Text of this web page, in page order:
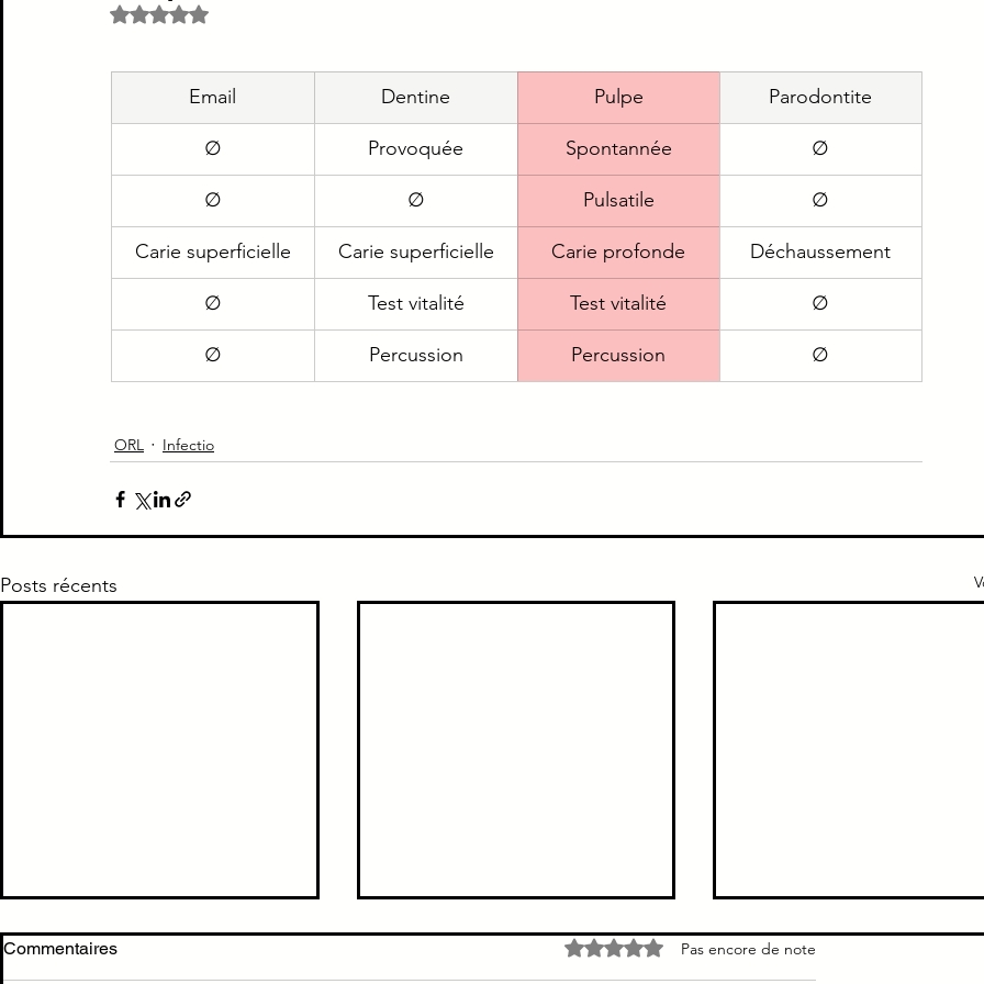
Paradoxe contre intuitif Santé Publique Urgence
Noté NaN étoiles sur 5.
Email Dentine Pulpe Parodontite
∅ Provoquée Spontannée ∅
∅ ∅ Pulsatile ∅
Carie superficielle Carie superficielle Carie profonde Déchaussement
∅ Test vitalité Test vitalité ∅
∅ Percussion Percussion ∅
ORL Infectio
Posts récents
Cholécystite →
cholécystectomie < 72h
Cholecystite → Pas de
dilatation des voies biliaires
TTT préventif grippe
immunodéprimé
Commentaires Noté 0 étoile sur 5.Pas encore de note